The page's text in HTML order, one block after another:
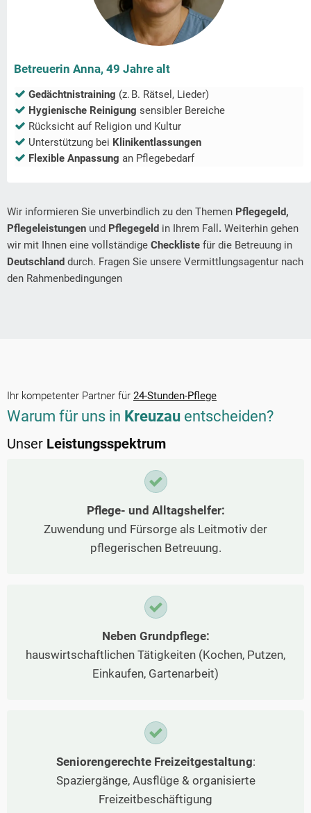
Betreuerin Anna, 49 Jahre alt
Gedächtnistraining (z. B. Rätsel, Lieder)
Hygienische Reinigung sensibler Bereiche
Rücksicht auf Religion und Kultur
Unterstützung bei Klinikentlassungen
Flexible Anpassung an Pflegebedarf
Wir informieren Sie unverbindlich zu den Themen Pflegegeld,
Pflegeleistungen und Pflegegeld in Ihrem Fall . Weiterhin gehen
wir mit Ihnen eine vollständige Checkliste für die Betreuung in
Deutschland durch. Fragen Sie unsere Vermittlungsagentur nach
den Rahmenbedingungen
Ihr kompetenter Partner für 24-Stunden-Pflege
Warum für uns in Kreuzau entscheiden?
Unser Leistungsspektrum
Pflege- und Alltagshelfer:
Zuwendung und Fürsorge als Leitmotiv der
pflegerischen Betreuung.
Neben Grundpflege:
hauswirtschaftlichen Tätigkeiten (Kochen, Putzen,
Einkaufen, Gartenarbeit)
Seniorengerechte Freizeitgestaltung:
Spaziergänge, Ausflüge & organisierte
Freizeitbeschäftigung